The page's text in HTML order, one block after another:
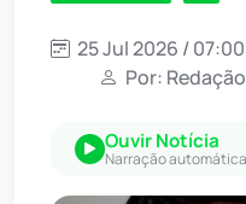
25 Jul 2026 / 07:00
Por:
Ouvir Notícia
Narração